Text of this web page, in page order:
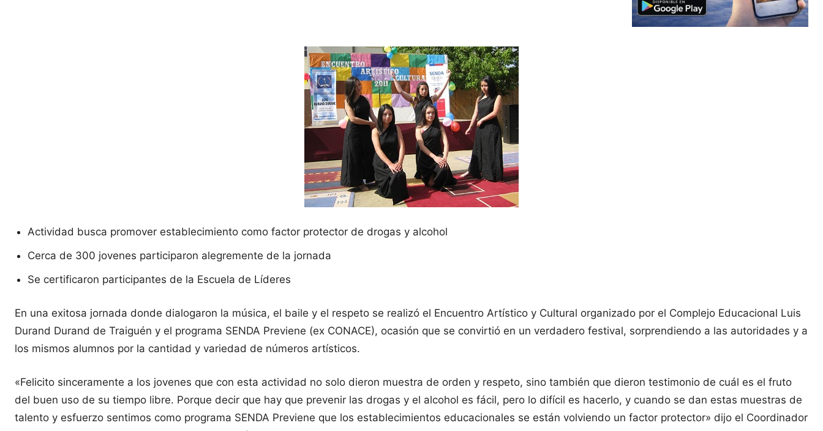
Actividad busca promover establecimiento como factor protector de drogas y alcohol
Cerca de 300 jovenes participaron alegremente de la jornada
Se certificaron participantes de la Escuela de Líderes
En una exitosa jornada donde dialogaron la música, el baile y el respeto se realizó el Encuentro Artístico y Cultural organizado por el Complejo Educacional Luis
Durand Durand de Traiguén y el programa SENDA Previene (ex CONACE), ocasión que se convirtió en un verdadero festival, sorprendiendo a las autoridades y a
los mismos alumnos por la cantidad y variedad de números artísticos.
«Felicito sinceramente a los jovenes que con esta actividad no solo dieron muestra de orden y respeto, sino también que dieron testimonio de cuál es el fruto
del buen uso de su tiempo libre. Porque decir que hay que prevenir las drogas y el alcohol es fácil, pero lo difícil es hacerlo, y cuando se dan estas muestras de
talento y esfuerzo sentimos como programa SENDA Previene que los establecimientos educacionales se están volviendo un factor protector» dijo el Coordinador